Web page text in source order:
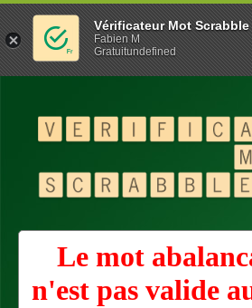
Le mot
n'est pas valide
Vérificateur Mot Scrabble
Fabien M
Gratuitundefined